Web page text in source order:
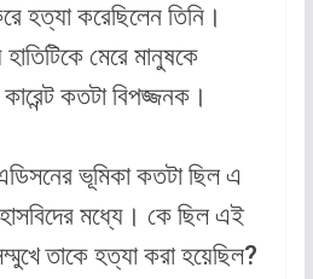
হত্যা করেছিলেন তিনি।
হাতিটিকে মেরে মানুষকে
কতটা বিপজ্জনক।
ভূমিকা কতটা ছিল এ
মধ্যে। কে ছিল এই
তাকে হত্যা করা হয়েছিল?